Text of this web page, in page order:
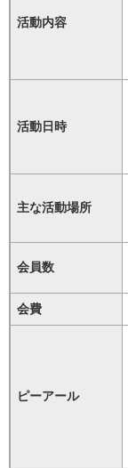
活動内容
活動日時
主な活動場所
会員数
会費
ピーアール